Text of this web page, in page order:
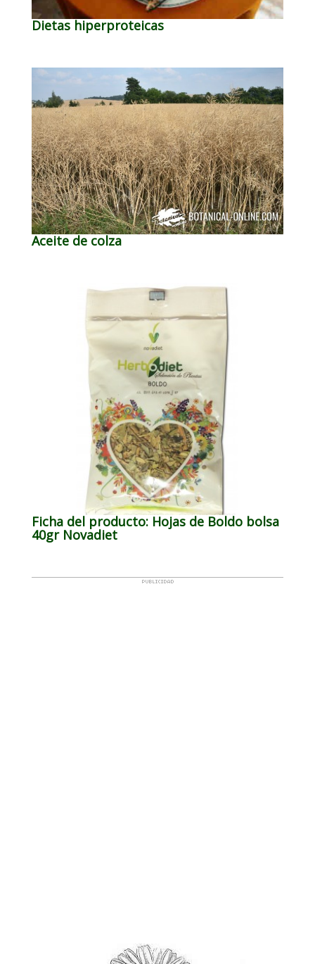
Dietas hiperproteicas
Aceite de colza
Ficha del producto: Hojas de Boldo bolsa
40gr Novadiet